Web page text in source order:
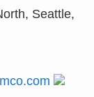
Seattle,